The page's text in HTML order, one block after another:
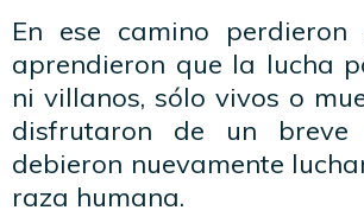
En ese camino
aprendieron que la lucha
ni villanos, sólo vivos o
disfrutaron de un
debieron nuevamente
raza humana.